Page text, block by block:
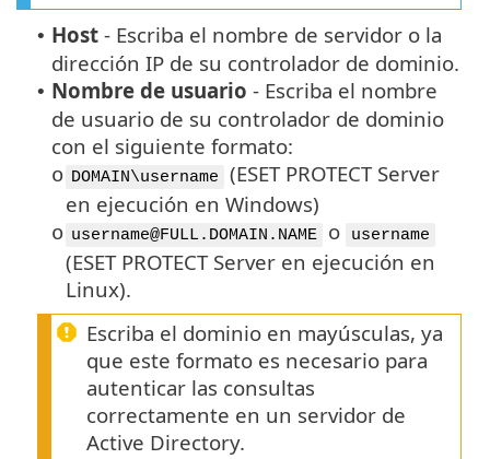
• Host - Escriba el nombre de servidor o la
dirección IP de su controlador de dominio.
• Nombre de usuario - Escriba el nombre
de usuario de su controlador de dominio
con el siguiente formato:
o DOMAIN\username
(ESET PROTECT Server
en ejecución en Windows)
o username@FULL.DOMAIN.NAME o username
(ESET PROTECT Server en ejecución en
Linux).
Escriba el dominio en mayúsculas, ya
que este formato es necesario para
autenticar las consultas
correctamente en un servidor de
Active Directory.